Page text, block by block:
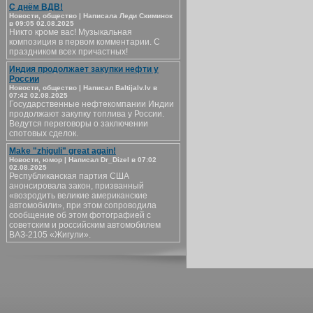
С днём ВДВ!
Новости, общество | Написала Леди Скиминок
в 09:05 02.08.2025
Никто кроме вас! Музыкальная
композиция в первом комментарии. С
праздником всех причастных!
Индия продолжает закупки нефти у
России
Новости, общество | Написал Baltijalv.lv в
07:42 02.08.2025
Государственные нефтекомпании Индии
продолжают закупку топлива у России.
Ведутся переговоры о заключении
спотовых сделок.
Make "zhiguli" great again!
Новости, юмор | Написал Dr_Dizel в 07:02
02.08.2025
Республиканская партия США
анонсировала закон, призванный
«возродить великие американские
автомобили», при этом сопроводила
сообщение об этом фотографией с
советским и российским автомобилем
ВАЗ-2105 «Жигули».